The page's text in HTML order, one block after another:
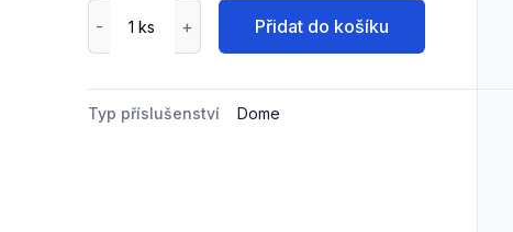
Přidat do košíku
Typ příslušenství Dome